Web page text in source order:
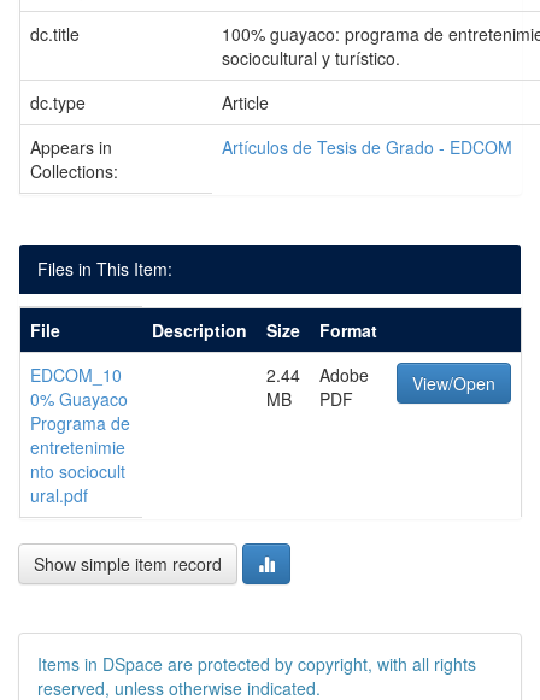
dc.title
100% guayaco: programa de
sociocultural y turístico.
dc.type
Article
Appears in
Collections:
Artículos de Tesis de Grado - EDCOM
Files in This Item:
File Description Size
Format
EDCOM_10
0% Guayaco
Programa de
entretenimie
nto sociocult
ural.pdf
2.44
MB
Adobe
PDF
View/Open
Show simple item record
Items in DSpace are protected by copyright, with all rights
reserved, unless otherwise indicated.